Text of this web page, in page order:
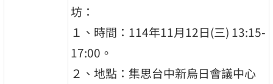
坊：
１、時間：114年11月12日(三) 13:15-
17:00。
２、地點：集思台中新烏日會議中心